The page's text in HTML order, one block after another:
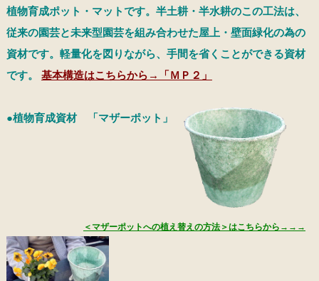
植物育成ポット・マットです。半土耕・半水耕のこの工法は、
従来の園芸と未来型園芸を組み合わせた屋上・壁面緑化の為の
資材です。軽量化を図りながら、手間を省くことができる資材
です。 基本構造はこちらから→「ＭＰ２」
●植物育成資材 「マザーポット」
＜マザーポットへの植え替えの方法＞はこちらから→→→